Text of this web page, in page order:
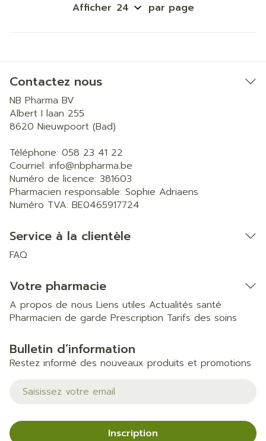
Afficher par page
Contactez nous
NB Pharma BV
Albert I laan 255
8620 Nieuwpoort (Bad)
Téléphone: 058 23 41 22
Courriel: info@nbpharma.be
Numéro de licence: 381603
Pharmacien responsable: Sophie Adriaens
Numéro TVA: BE0465917724
Service à la clientèle
FAQ
Votre pharmacie
A propos de nous Liens utiles Actualités santé
Pharmacien de garde Prescription Tarifs des soins
Bulletin d’information
Restez informé des nouveaux produits et promotions
Adresse mail
Inscription